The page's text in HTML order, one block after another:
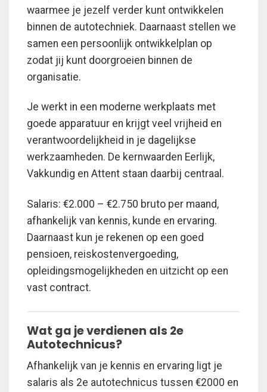
waarmee je jezelf verder kunt ontwikkelen
binnen de autotechniek. Daarnaast stellen we
samen een persoonlijk ontwikkelplan op
zodat jij kunt doorgroeien binnen de
organisatie.
Je werkt in een moderne werkplaats met
goede apparatuur en krijgt veel vrijheid en
verantwoordelijkheid in je dagelijkse
werkzaamheden. De kernwaarden Eerlijk,
Vakkundig en Attent staan daarbij centraal.
Salaris: €2.000 – €2.750 bruto per maand,
afhankelijk van kennis, kunde en ervaring.
Daarnaast kun je rekenen op een goed
pensioen, reiskostenvergoeding,
opleidingsmogelijkheden en uitzicht op een
vast contract.
Wat ga je verdienen als 2e
Autotechnicus?
Afhankelijk van je kennis en ervaring ligt je
salaris als 2e autotechnicus tussen €2000 en